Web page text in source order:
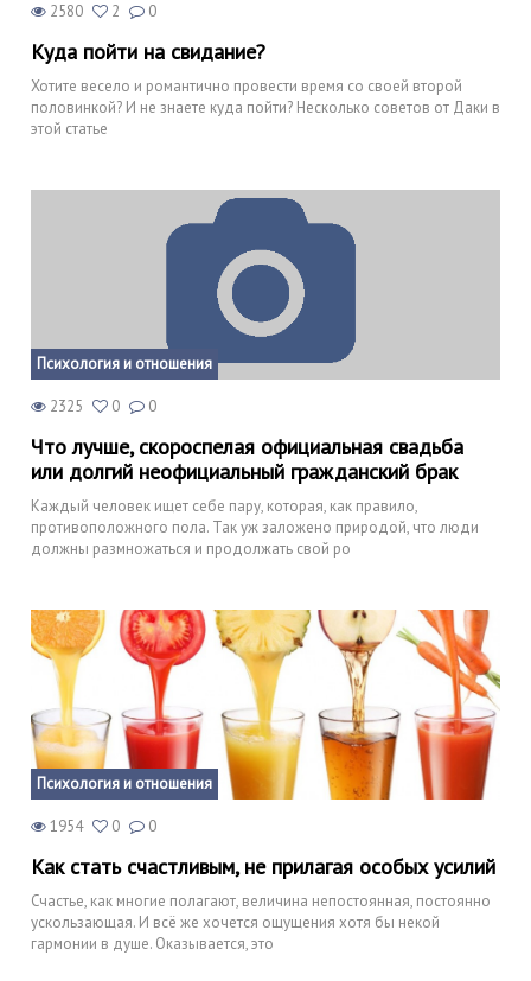
2580 2 0
Куда пойти на свидание?
Хотите весело и романтично провести время со своей второй
половинкой? И не знаете куда пойти? Несколько советов от Даки в
этой статье
Психология и отношения
2325 0 0
Что лучше, скороспелая официальная свадьба
или долгий неофициальный гражданский брак
Каждый человек ищет себе пару, которая, как правило,
противоположного пола. Так уж заложено природой, что люди
должны размножаться и продолжать свой ро
Психология и отношения
1954 0 0
Как стать счастливым, не прилагая особых усилий
Счастье, как многие полагают, величина непостоянная, постоянно
ускользающая. И всё же хочется ощущения хотя бы некой
гармонии в душе. Оказывается, это